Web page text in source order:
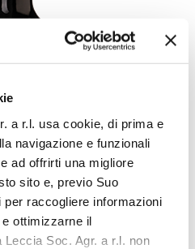
a r.l. usa cookie, di prima e
navigazione e funzionali
ad offrirti una migliore
sito e, previo Suo
raccogliere informazioni
ottimizzarne il
Soc. Agr. a r.l. non